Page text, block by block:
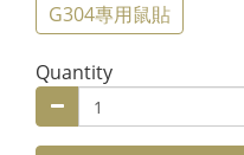
G304專用鼠貼
Quantity